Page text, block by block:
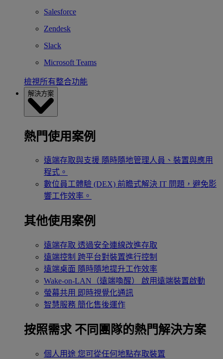
Salesforce
Zendesk
Slack
Microsoft Teams
檢視所有整合功能
解決方案
熱門使用案例
遠端存取與支援 隨時隨地管理人員、裝置與應用
程式。
數位員工體驗 (DEX) 前瞻式解決 IT 問題，避免影
響工作效率。
其他使用案例
遠端存取 透過安全連線改進存取
遠端控制 跨平台對裝置進行控制
遠端桌面 隨時隨地提升工作效率
Wake-on-LAN（遠端喚醒）
啟用遠端裝置啟動
螢幕共用 即時視覺化通訊
智慧服務 簡化售後運作
按照需求 不同團隊的熱門解決方案
個人用途 您可從任何地點存取裝置